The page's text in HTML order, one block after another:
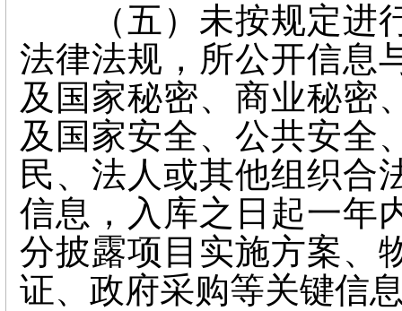
（五）未按规定进行
法律法规，所公开信息
及国家秘密、商业秘密
及国家安全、公共安全
民、法人或其他组织合
信息，入库之日起一年
分披露项目实施方案、
证、政府采购等关键信